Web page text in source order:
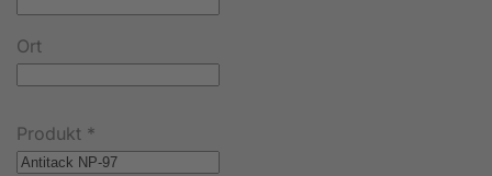
Ort
Produkt *